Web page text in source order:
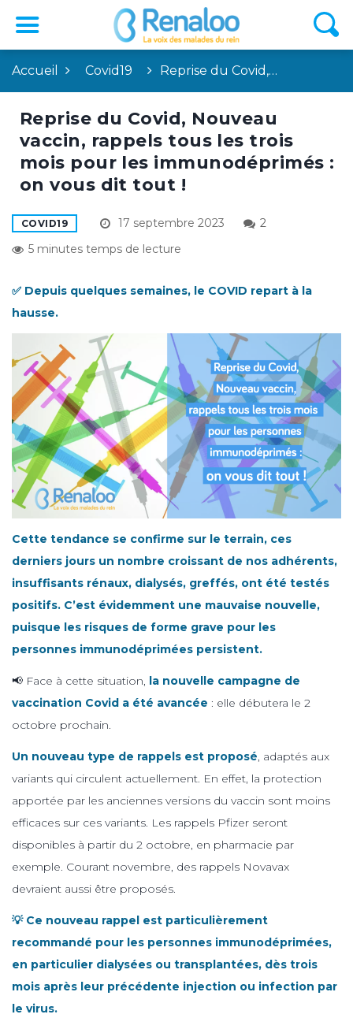
Accueil Covid19 Reprise du Covid,…
Reprise du Covid, Nouveau
vaccin, rappels tous les trois
mois pour les immunodéprimés :
on vous dit tout !
COVID19 17 septembre 2023
2
5 minutes temps de lecture
✅ Depuis quelques semaines, le COVID repart à la
hausse.
Cette tendance se confirme sur le terrain, ces
derniers jours un nombre croissant de nos adhérents,
insuffisants rénaux, dialysés, greffés, ont été testés
positifs. C’est évidemment une mauvaise nouvelle,
puisque les risques de forme grave pour les
personnes immunodéprimées persistent.
📢 Face à cette situation, la nouvelle campagne de
vaccination Covid a été avancée : elle débutera le 2
octobre prochain.
Un nouveau type de rappels est proposé, adaptés aux
variants qui circulent actuellement. En effet, la protection
apportée par les anciennes versions du vaccin sont moins
efficaces sur ces variants. Les rappels Pfizer seront
disponibles à partir du 2 octobre, en pharmacie par
exemple. Courant novembre, des rappels Novavax
devraient aussi être proposés.
💡 Ce nouveau rappel est particulièrement
recommandé pour les personnes immunodéprimées,
en particulier dialysées ou transplantées, dès trois
mois après leur précédente injection ou infection par
le virus.